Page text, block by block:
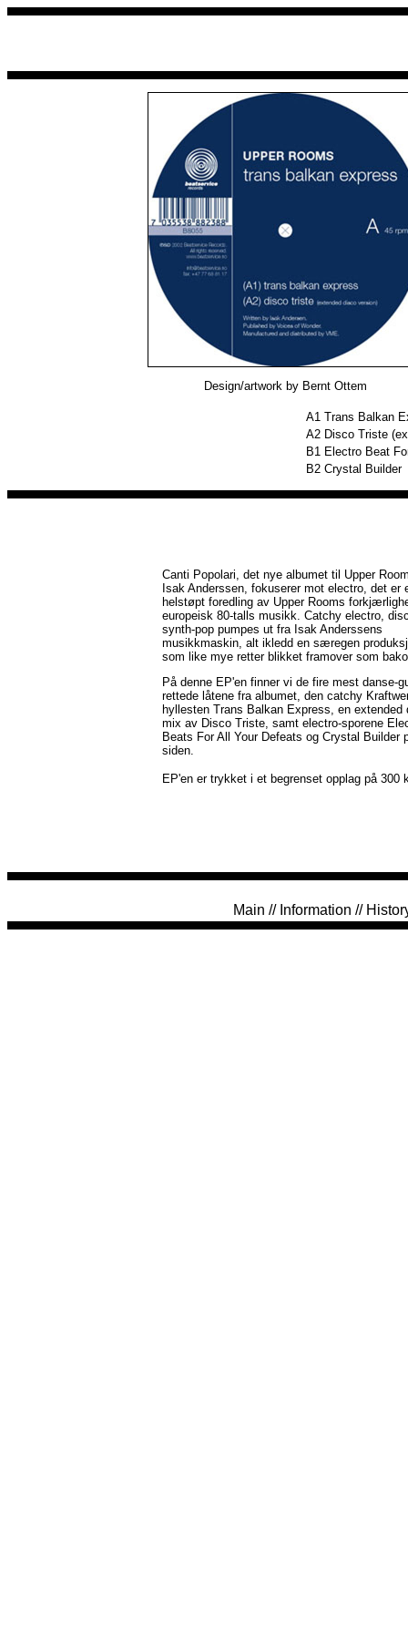
Design/artwork by Bernt Ottem
A1 Trans Balkan
A2 Disco Triste
B1 Electro Beat
B2 Crystal Builder
Canti Popolari, det nye albumet til Upper
Isak Anderssen, fokuserer mot electro, det er
helstøpt foredling av Upper Rooms
europeisk 80-talls musikk. Catchy electro,
synth-pop pumpes ut fra Isak Anderssens
musikkmaskin, alt ikledd en særegen
som like mye retter blikket framover som
På denne EP'en finner vi de fire mest danse-
rettede låtene fra albumet, den catchy
hyllesten Trans Balkan Express, en extended
mix av Disco Triste, samt electro-sporene
Beats For All Your Defeats og Crystal Builder
siden.
EP'en er trykket i et begrenset opplag på 300
Main // Information //